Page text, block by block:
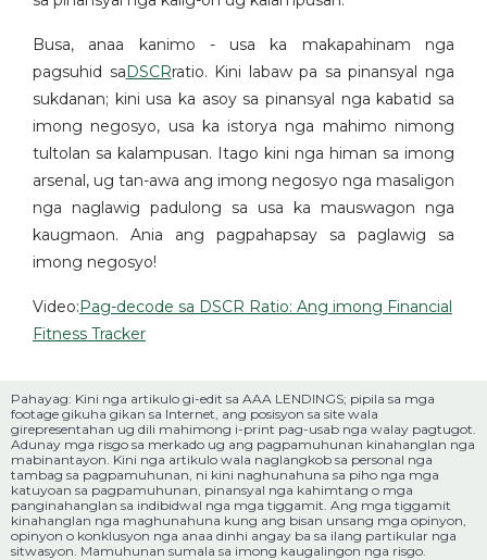
Busa, anaa kanimo - usa ka makapahinam nga
pagsuhid saDSCRratio. Kini labaw pa sa pinansyal nga
sukdanan; kini usa ka asoy sa pinansyal nga kabatid sa
imong negosyo, usa ka istorya nga mahimo nimong
tultolan sa kalampusan. Itago kini nga himan sa imong
arsenal, ug tan-awa ang imong negosyo nga masaligon
nga naglawig padulong sa usa ka mauswagon nga
kaugmaon. Ania ang pagpahapsay sa paglawig sa
imong negosyo!
Video:Pag-decode sa DSCR Ratio: Ang imong Financial
Fitness Tracker
Pahayag: Kini nga artikulo gi-edit sa AAA LENDINGS; pipila sa mga
footage gikuha gikan sa Internet, ang posisyon sa site wala
girepresentahan ug dili mahimong i-print pag-usab nga walay pagtugot.
Adunay mga risgo sa merkado ug ang pagpamuhunan kinahanglan nga
mabinantayon. Kini nga artikulo wala naglangkob sa personal nga
tambag sa pagpamuhunan, ni kini naghunahuna sa piho nga mga
katuyoan sa pagpamuhunan, pinansyal nga kahimtang o mga
panginahanglan sa indibidwal nga mga tiggamit. Ang mga tiggamit
kinahanglan nga maghunahuna kung ang bisan unsang mga opinyon,
opinyon o konklusyon nga anaa dinhi angay ba sa ilang partikular nga
sitwasyon. Mamuhunan sumala sa imong kaugalingon nga risgo.